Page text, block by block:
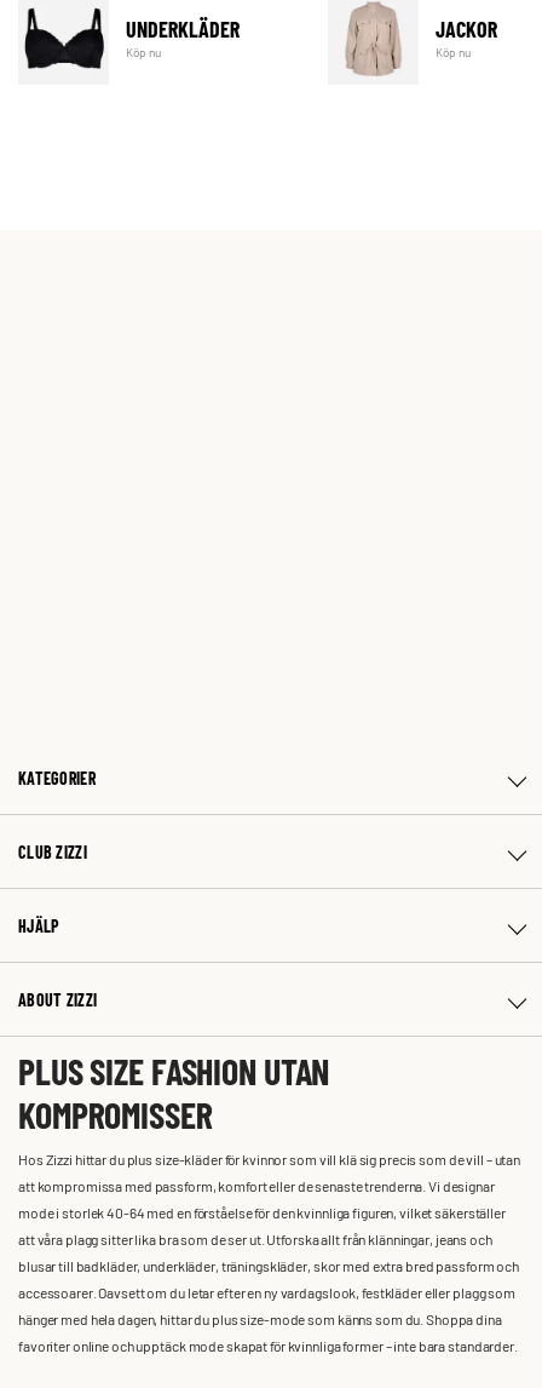
UNDERKLÄDER
Köp nu
JACKOR
Köp nu
KATEGORIER
CLUB ZIZZI
HJÄLP
ABOUT ZIZZI
PLUS SIZE FASHION UTAN
KOMPROMISSER
Hos Zizzi hittar du plus size-kläder för kvinnor som vill klä sig precis som de vill – utan
att kompromissa med passform, komfort eller de senaste trenderna. Vi designar
mode i storlek 40-64 med en förståelse för den kvinnliga figuren, vilket säkerställer
att våra plagg sitter lika bra som de ser ut. Utforska allt från klänningar, jeans och
blusar till badkläder, underkläder, träningskläder, skor med extra bred passform och
accessoarer. Oavsett om du letar efter en ny vardagslook, festkläder eller plagg som
hänger med hela dagen, hittar du plus size-mode som känns som du. Shoppa dina
favoriter online och upptäck mode skapat för kvinnliga former – inte bara standarder.